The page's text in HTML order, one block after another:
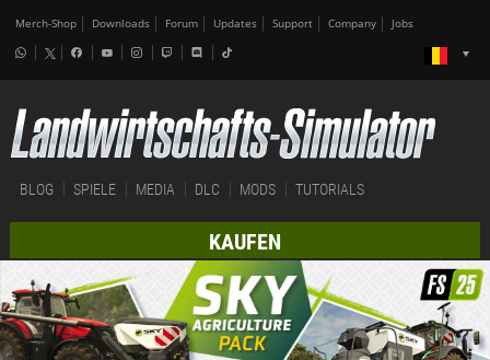
Merch-Shop Downloads Forum Updates Support Company Jobs
BLOG SPIELE MEDIA DLC MODS TUTORIALS
KAUFEN